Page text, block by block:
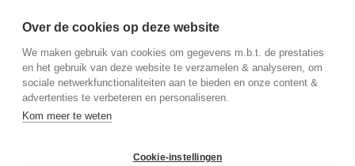
Over de cookies op deze website
We maken gebruik van cookies om gegevens m.b.t. de prestaties
en het gebruik van deze website te verzamelen & analyseren, om
sociale netwerkfunctionaliteiten aan te bieden en onze content &
advertenties te verbeteren en personaliseren.
Kom meer te weten
Cookie-instellingen